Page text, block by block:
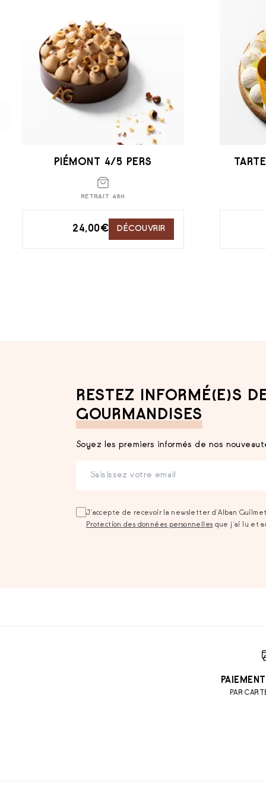
PIÉMONT 4/5 PERS
RETRAIT 48H
24,00€ DÉCOUVRIR
RESTEZ INFORMÉ(E)S
GOURMANDISES
Soyez les premiers informés de nos
J‘accepte de recevoir la newsletter d’Alban
Protection des données personnelles que j‘ai lu et
PAR